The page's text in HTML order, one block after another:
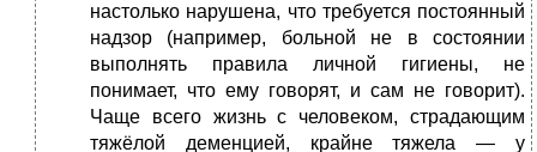
настолько нарушена, что требуется постоянный
надзор (например, больной не в состоянии
выполнять правила личной гигиены, не
понимает, что ему говорят, и сам не говорит).
Чаще всего жизнь с человеком, страдающим
тяжёлой деменцией, крайне тяжела — у